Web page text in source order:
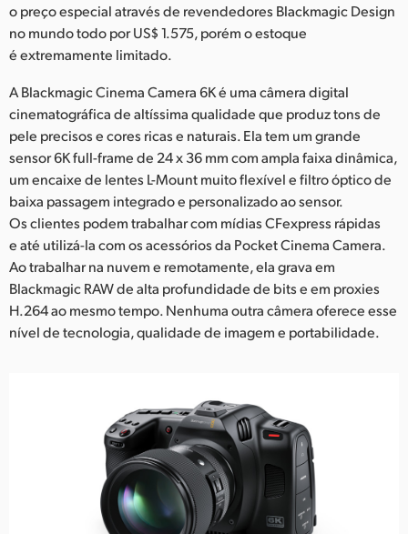
Norway
Portugal
South Africa
Spain
Sweden
Chinese Taipei
Turkey
Ukraine
United Kingdom
United States
o preço especial através de revendedores Blackmagic Design
no mundo todo por US$ 1.575, porém o estoque
é extremamente limitado.
A Blackmagic Cinema Camera 6K é uma câmera digital
cinematográfica de altíssima qualidade que produz tons de
pele precisos e cores ricas e naturais. Ela tem um grande
sensor 6K full-frame de 24 x 36 mm com ampla faixa dinâmica,
um encaixe de lentes L-Mount muito flexível e filtro óptico de
baixa passagem integrado e personalizado ao sensor.
Os clientes podem trabalhar com mídias CFexpress rápidas
e até utilizá-la com os acessórios da Pocket Cinema Camera.
Ao trabalhar na nuvem e remotamente, ela grava em
Blackmagic RAW de alta profundidade de bits e em proxies
H.264 ao mesmo tempo. Nenhuma outra câmera oferece esse
nível de tecnologia, qualidade de imagem e portabilidade.